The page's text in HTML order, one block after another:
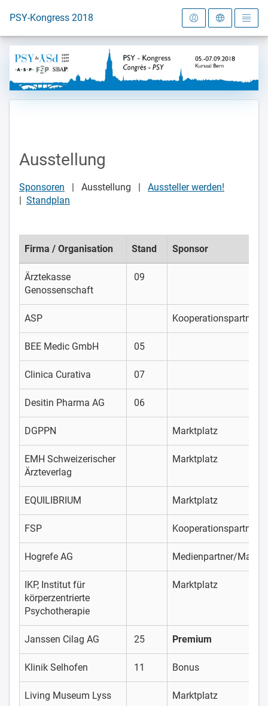
Zur Startseite
PSY-Kongress 2018
Ausstellung
Sponsoren | Ausstellung | Aussteller werden!
| Standplan
Firma / Organisation Stand Sponsor
Ärztekasse
Genossenschaft
09
ASP Kooperationspartner
BEE Medic GmbH 05
Clinica Curativa 07
Desitin Pharma AG 06
DGPPN Marktplatz
EMH Schweizerischer
Ärzteverlag
Marktplatz
EQUILIBRIUM Marktplatz
FSP Kooperationspartner
Hogrefe AG Medienpartner/
IKP, Institut für
körperzentrierte
Psychotherapie
Marktplatz
Janssen Cilag AG 25 Premium
Klinik Selhofen 11 Bonus
Living Museum Lyss Marktplatz